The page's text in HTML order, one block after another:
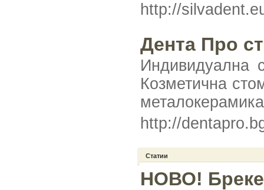
http://
Дента Про
Индивидуална
Козметична
http://
Статии
НОВО!